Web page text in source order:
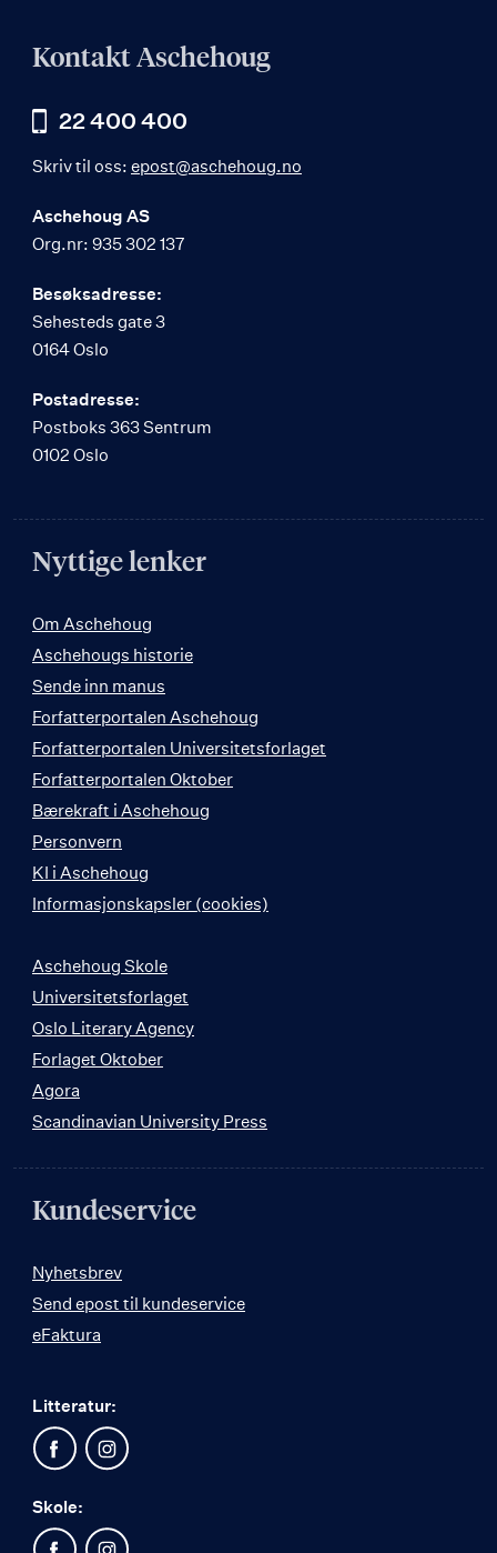
Kontakt Aschehoug
22 400 400
Skriv til oss: epost@aschehoug.no
Aschehoug AS
Org.nr: 935 302 137
Besøksadresse:
Sehesteds gate 3
0164 Oslo
Postadresse:
Postboks 363 Sentrum
0102 Oslo
Nyttige lenker
Om Aschehoug
Aschehougs historie
Sende inn manus
Forfatterportalen Aschehoug
Forfatterportalen Universitetsforlaget
Forfatterportalen Oktober
Bærekraft i Aschehoug
Personvern
KI i Aschehoug
Informasjonskapsler (cookies)
Aschehoug Skole
Universitetsforlaget
Oslo Literary Agency
Forlaget Oktober
Agora
Scandinavian University Press
Kundeservice
Nyhetsbrev
Send epost til kundeservice
eFaktura
Litteratur:
Skole: